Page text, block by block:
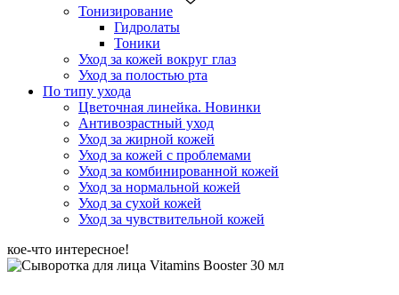
Тонизирование
Гидролаты
Тоники
Уход за кожей вокруг глаз
Уход за полостью рта
По типу ухода
Цветочная линейка. Новинки
Антивозрастный уход
Уход за жирной кожей
Уход за кожей с проблемами
Уход за комбинированной кожей
Уход за нормальной кожей
Уход за сухой кожей
Уход за чувствительной кожей
кое-что интересное!